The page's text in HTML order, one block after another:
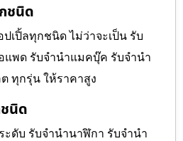
ชนิด
เปิ้ลทุกชนิด ไม่ว่าจะเป็น รับ
แพด รับจำนำแมคบุ๊ค รับจำนำ
ทุกรุ่น ให้ราคาสูง
นิด
ะดับ รับจำนำนาฬิกา รับจำนำ